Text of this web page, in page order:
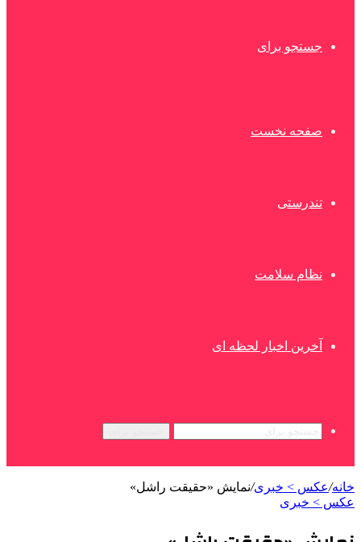
جستجو برای
صفحه نخست
تندرستی
نظام سلامت
آخرین اخبار لحظه ای
خانه/عکس > خبری/نمایش «حقیقت راشل»
عکس > خبری